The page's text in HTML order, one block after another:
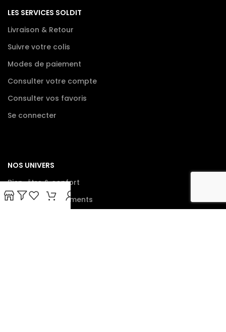
LES SERVICES SOLDIT
Livraison & Retour
Suivre votre colis
Modes de paiement
Consulter votre compte
Consulter vos favoris
Se connecter
NOS UNIVERS
Bien-être & confort
Danse & déguisements